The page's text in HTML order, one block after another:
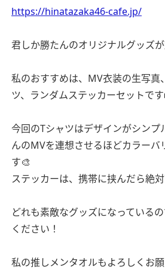
https://hinatazaka46-cafe.jp/
君しか勝たんのオリジナルグッズが
私のおすすめは、MV衣装の生写真
ツ、ランダムステッカーセットで
今回のTシャツはデザインがシンプ
んのMVを連想させるほどカラーバ
す🎨
ステッカーは、携帯に挟んだら絶
どれも素敵なグッズになっている
ください！
私の推しメンタオルもよろしくお